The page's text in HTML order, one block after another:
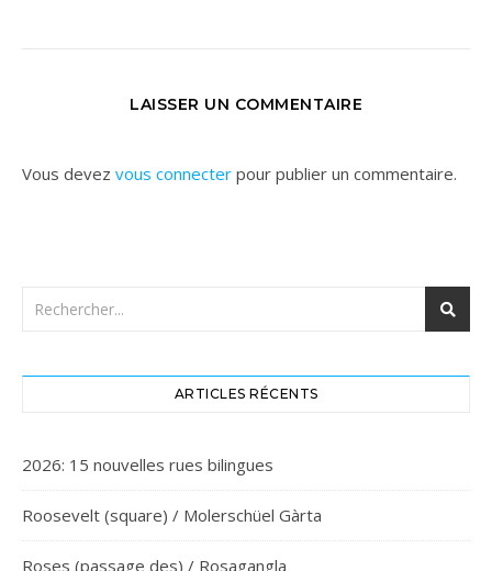
LAISSER UN COMMENTAIRE
Vous devez vous connecter pour publier un commentaire.
ARTICLES RÉCENTS
2026: 15 nouvelles rues bilingues
Roosevelt (square) / Molerschüel Gàrta
Roses (passage des) / Rosagangla